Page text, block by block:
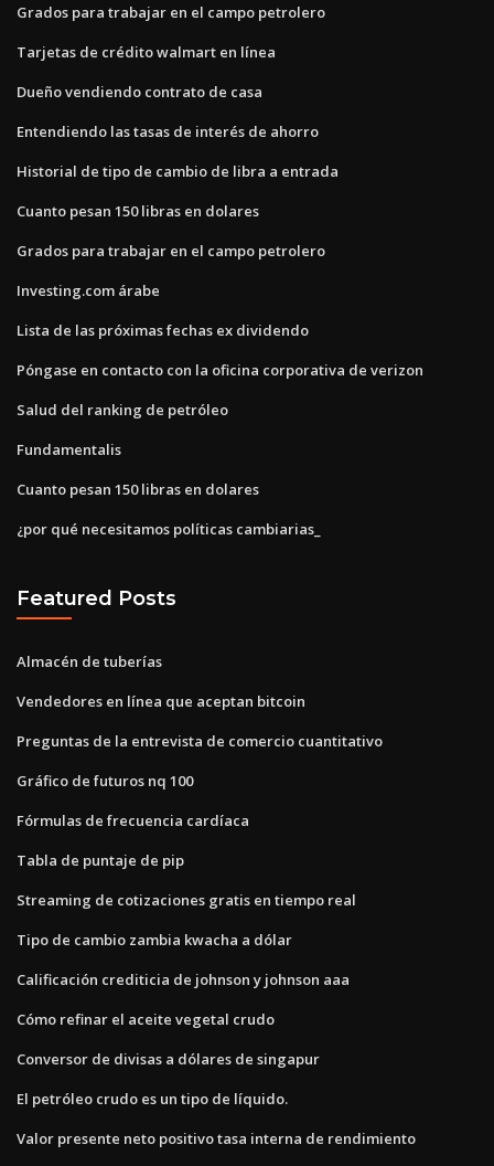
Grados para trabajar en el campo petrolero
Tarjetas de crédito walmart en línea
Dueño vendiendo contrato de casa
Entendiendo las tasas de interés de ahorro
Historial de tipo de cambio de libra a entrada
Cuanto pesan 150 libras en dolares
Grados para trabajar en el campo petrolero
Investing.com árabe
Lista de las próximas fechas ex dividendo
Póngase en contacto con la oficina corporativa de verizon
Salud del ranking de petróleo
Fundamentalis
Cuanto pesan 150 libras en dolares
¿por qué necesitamos políticas cambiarias_
Featured Posts
Almacén de tuberías
Vendedores en línea que aceptan bitcoin
Preguntas de la entrevista de comercio cuantitativo
Gráfico de futuros nq 100
Fórmulas de frecuencia cardíaca
Tabla de puntaje de pip
Streaming de cotizaciones gratis en tiempo real
Tipo de cambio zambia kwacha a dólar
Calificación crediticia de johnson y johnson aaa
Cómo refinar el aceite vegetal crudo
Conversor de divisas a dólares de singapur
El petróleo crudo es un tipo de líquido.
Valor presente neto positivo tasa interna de rendimiento